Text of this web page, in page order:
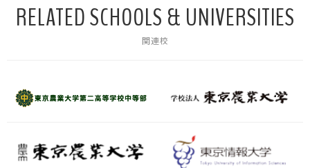
RELATED SCHOOLS & UNIVERSITIES
関連校